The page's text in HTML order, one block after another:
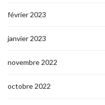
février 2023
janvier 2023
novembre 2022
octobre 2022